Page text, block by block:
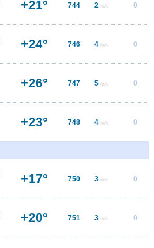
+21° 744 2 m/s 0
+24° 746 4 m/s 0
+26° 747 5 m/s 0
+23° 748 4 m/s 0
+17° 750 3 m/s 0
+20° 751 3 m/s 0